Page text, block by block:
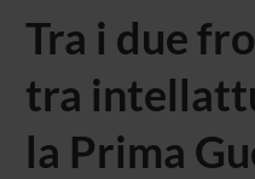
Tra i due
tra
la Prima